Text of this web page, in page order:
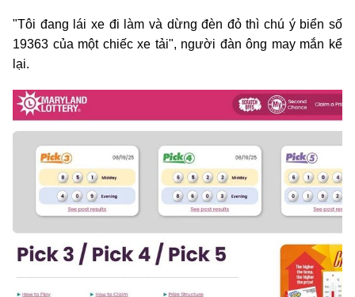
"Tôi đang lái xe đi làm và dừng đèn đỏ thì chú ý biển số
19363 của một chiếc xe tải", người đàn ông may mắn kể
lại.